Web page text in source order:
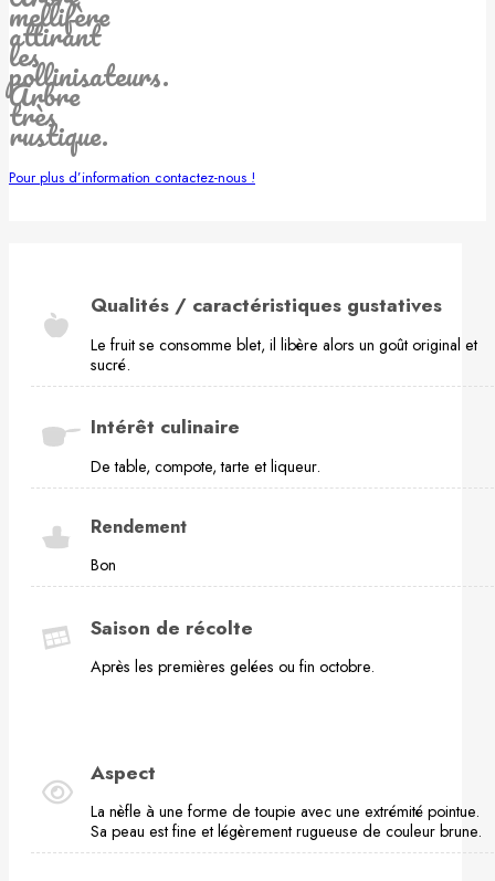
mellifère
attirant
les
pollinisateurs.
Arbre
très
rustique.
Pour plus d’information contactez-nous !
Qualités / caractéristiques gustatives
Le fruit se consomme blet, il libère alors un goût original et
sucré.
Intérêt culinaire
De table, compote, tarte et liqueur.
Rendement
Bon
Saison de récolte
Après les premières gelées ou fin octobre.
Aspect
La nèfle à une forme de toupie avec une extrémité pointue.
Sa peau est fine et légèrement rugueuse de couleur brune.